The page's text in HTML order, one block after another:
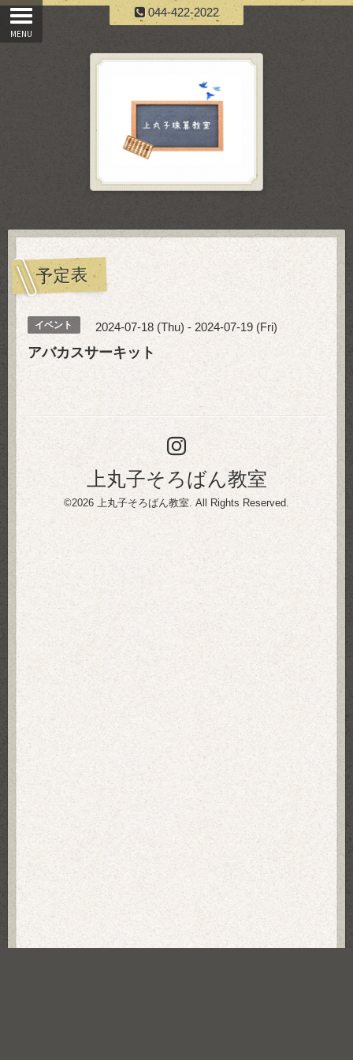
044-422-2022
予定表
イベント 2024-07-18 (Thu) - 2024-07-19 (Fri)
アバカスサーキット
上丸子そろばん教室
©2026 上丸子そろばん教室 . All Rights Reserved.